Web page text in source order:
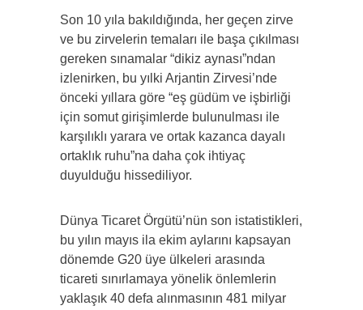
Son 10 yıla bakıldığında, her geçen zirve
ve bu zirvelerin temaları ile başa çıkılması
gereken sınamalar “dikiz aynası”ndan
izlenirken, bu yılki Arjantin Zirvesi’nde
önceki yıllara göre “eş güdüm ve işbirliği
için somut girişimlerde bulunulması ile
karşılıklı yarara ve ortak kazanca dayalı
ortaklık ruhu”na daha çok ihtiyaç
duyulduğu hissediliyor.
Dünya Ticaret Örgütü’nün son istatistikleri,
bu yılın mayıs ila ekim aylarını kapsayan
dönemde G20 üye ülkeleri arasında
ticareti sınırlamaya yönelik önlemlerin
yaklaşık 40 defa alınmasının 481 milyar